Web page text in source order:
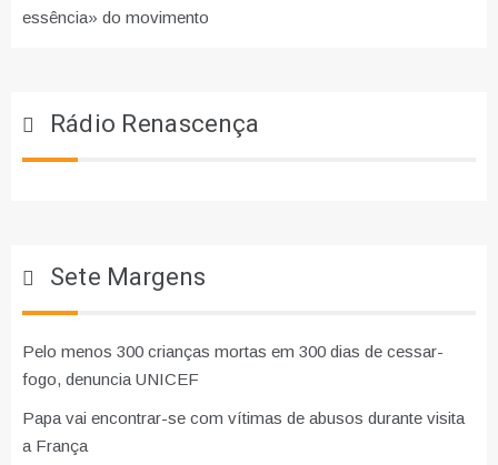
essência» do movimento
Rádio Renascença
Sete Margens
Pelo menos 300 crianças mortas em 300 dias de cessar-
fogo, denuncia UNICEF
Papa vai encontrar-se com vítimas de abusos durante visita
a França